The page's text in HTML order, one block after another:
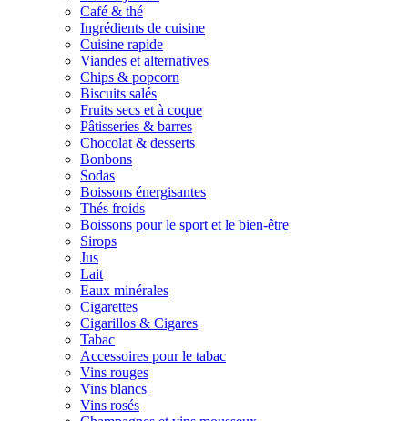
Café & thé
Ingrédients de cuisine
Cuisine rapide
Viandes et alternatives
Chips & popcorn
Biscuits salés
Fruits secs et à coque
Pâtisseries & barres
Chocolat & desserts
Bonbons
Sodas
Boissons énergisantes
Thés froids
Boissons pour le sport et le bien-être
Sirops
Jus
Lait
Eaux minérales
Cigarettes
Cigarillos & Cigares
Tabac
Accessoires pour le tabac
Vins rouges
Vins blancs
Vins rosés